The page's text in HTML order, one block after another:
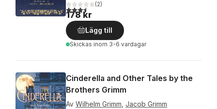
3,5utav 5 stjärnor. Totalt antal röster:
(2)
178 kr
Lägg till
Skickas inom 3-6 vardagar
Cinderella and Other Tales by the
Brothers Grimm
Av Wilhelm Grimm Jacob Grimm